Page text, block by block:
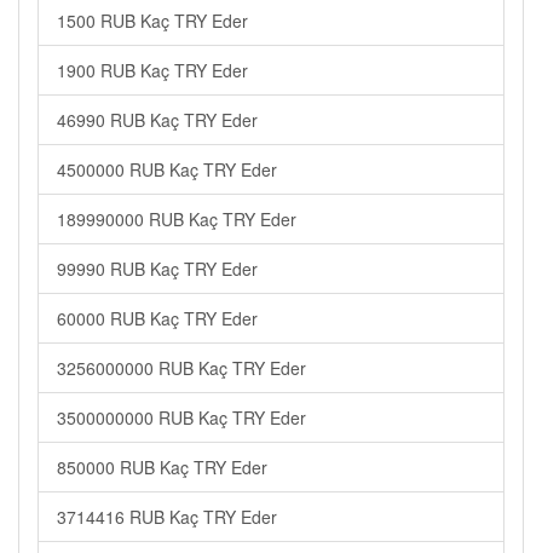
1500 RUB Kaç TRY Eder
1900 RUB Kaç TRY Eder
46990 RUB Kaç TRY Eder
4500000 RUB Kaç TRY Eder
189990000 RUB Kaç TRY Eder
99990 RUB Kaç TRY Eder
60000 RUB Kaç TRY Eder
3256000000 RUB Kaç TRY Eder
3500000000 RUB Kaç TRY Eder
850000 RUB Kaç TRY Eder
3714416 RUB Kaç TRY Eder